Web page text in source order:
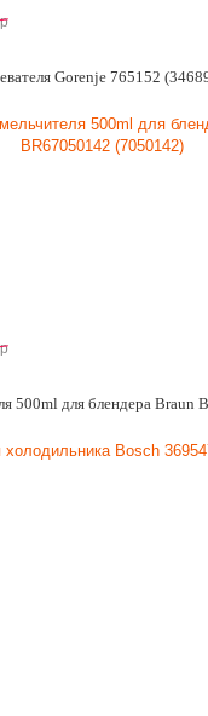
p
Gorenje 765152
p
500ml для блендера Braun